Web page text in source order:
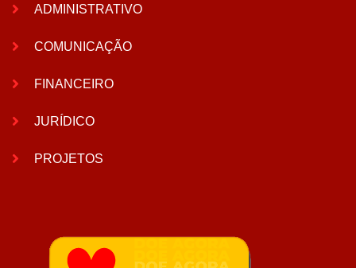
ADMINISTRATIVO
COMUNICAÇÃO
FINANCEIRO
JURÍDICO
PROJETOS